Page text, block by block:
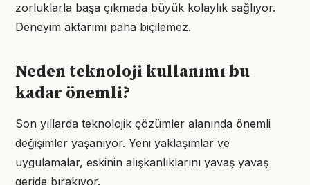
zorluklarla başa çıkmada büyük kolaylık sağlıyor.
Deneyim aktarımı paha biçilemez.
Neden teknoloji kullanımı bu
kadar önemli?
Son yıllarda teknolojik çözümler alanında önemli
değişimler yaşanıyor. Yeni yaklaşımlar ve
uygulamalar, eskinin alışkanlıklarını yavaş yavaş
geride bırakıyor.